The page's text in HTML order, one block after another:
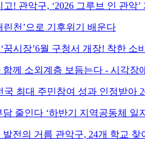
! 관악구, ‘2026 그루브 인 관악’
린천’으로 기후위기 배운다
꿈시장’6월 구청서 개장! 착한 소
께 소외계층 보듬는다 - 시각장
국 최대 주민참여 성과 인정받아
줄인다 ‘하반기 지역공동체 일
전의 거름 관악구, 24개 학교 찾